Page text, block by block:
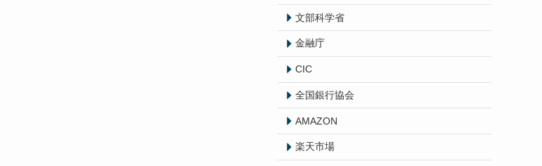
文部科学省
金融庁
CIC
全国銀行協会
AMAZON
楽天市場